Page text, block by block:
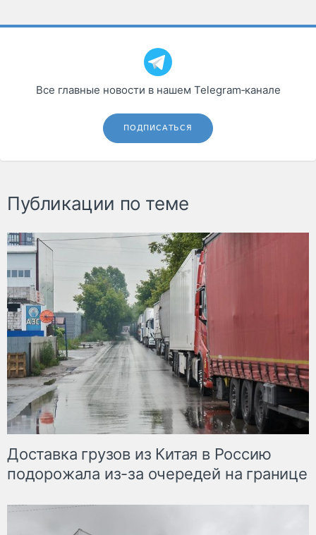
Все главные новости в нашем Telegram‑канале
ПОДПИСАТЬСЯ
Публикации по теме
Доставка грузов из Китая в Россию
подорожала из-за очередей на границе